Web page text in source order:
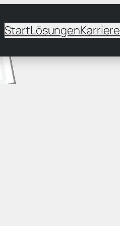
StartLösungenKarriere